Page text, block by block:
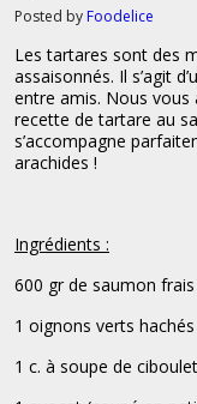
Posted by Foodelice
Les tartares sont des
assaisonnés. Il s’agit
entre amis. Nous vous
recette de tartare au
s’accompagne
arachides !
Ingrédients :
600 gr de saumon
1 oignons verts
1 c. à soupe de